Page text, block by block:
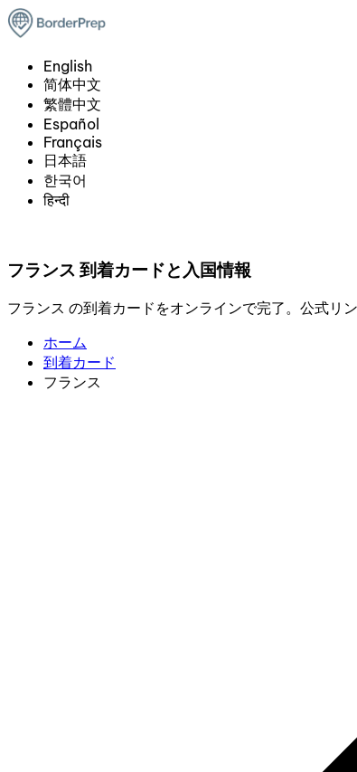
English
简体中文
繁體中文
Español
Français
日本語
한국어
हिन्दी
フランス 到着カードと入国情報
フランス の到着カードをオンラインで完了。公式リ
ホーム
到着カード
フランス